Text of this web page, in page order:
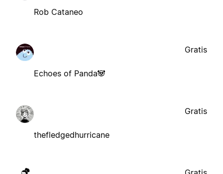
Rob Cataneo
Echoes of Panda🐼
Gratis
thefledgedhurricane
Gratis